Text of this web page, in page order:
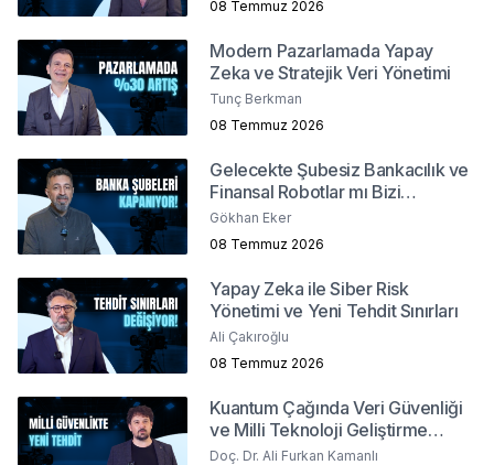
08 Temmuz 2026
Modern Pazarlamada Yapay
Zeka ve Stratejik Veri Yönetimi
Tunç Berkman
08 Temmuz 2026
Gelecekte Şubesiz Bankacılık ve
Finansal Robotlar mı Bizi
Bekliyor?
Gökhan Eker
08 Temmuz 2026
Yapay Zeka ile Siber Risk
Yönetimi ve Yeni Tehdit Sınırları
Ali Çakıroğlu
08 Temmuz 2026
Kuantum Çağında Veri Güvenliği
ve Milli Teknoloji Geliştirme
Stratejileri
Doç. Dr. Ali Furkan Kamanlı